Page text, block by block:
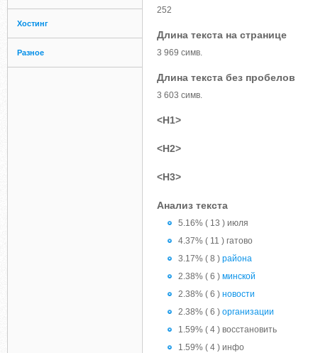
Хостинг
Разное
252
Длина текста на странице
3 969 симв.
Длина текста без пробелов
3 603 симв.
<H1>
<H2>
<H3>
Анализ текста
5.16% ( 13 ) июля
4.37% ( 11 ) гатово
3.17% ( 8 ) района
2.38% ( 6 ) минской
2.38% ( 6 ) новости
2.38% ( 6 ) организации
1.59% ( 4 ) восстановить
1.59% ( 4 ) инфо